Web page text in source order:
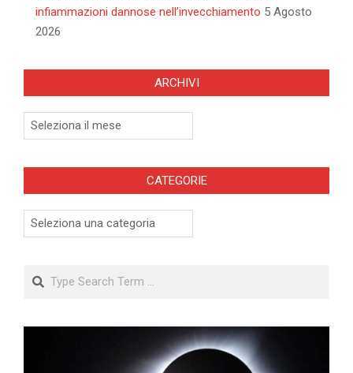
infiammazioni dannose nell’invecchiamento 5 Agosto
2026
ARCHIVI
Archivi
CATEGORIE
Categorie
Search